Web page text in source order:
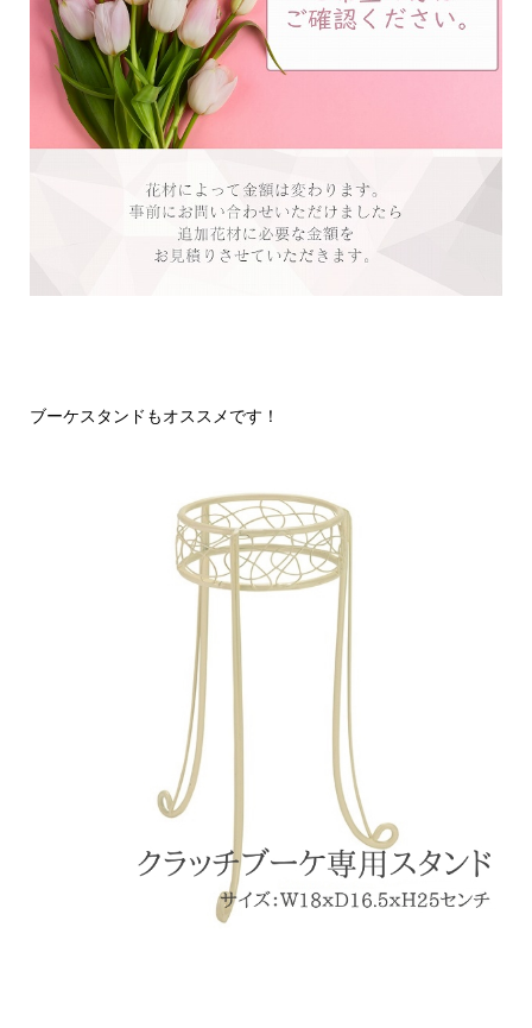
ブーケスタンドもオススメです！